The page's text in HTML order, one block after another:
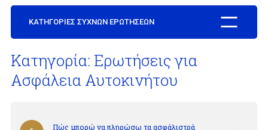
ΝΕΑ
ΚΑΤΗΓΟΡΙΕΣ ΣΥΧΝΩΝ ΕΡΩΤΗΣΕΩΝ
Κατηγορία: Ερωτήσεις για
Ασφάλεια Αυτοκινήτου
Πώς μπορώ να πληρώσω τα ασφάλιστρά